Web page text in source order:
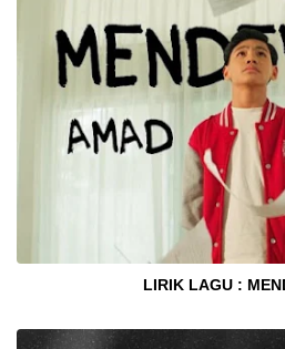
LIRIK LAGU :